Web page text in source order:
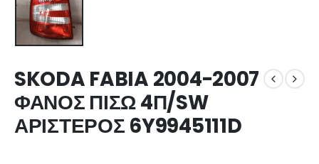
SKODA FABIA 2004-2007
ΦΑΝΟΣ ΠΙΣΩ 4Π/SW
ΑΡΙΣΤΕΡΟΣ 6Y9945111D